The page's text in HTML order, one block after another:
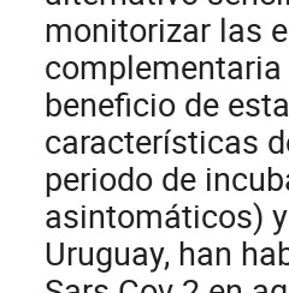
monitorizar las
beneficio de
características
periodo de
asintomáticos)
Uruguay, han